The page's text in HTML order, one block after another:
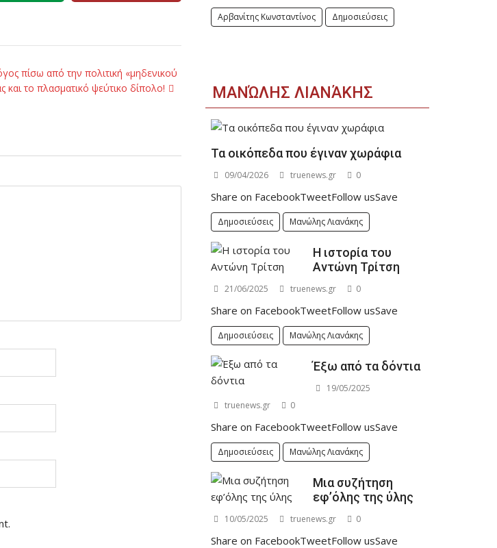
πίσω από την πολιτική «μηδενικού
και το πλασματικό ψεύτικο δίπολο!
Αρβανίτης Κωνσταντίνος Δημοσιεύσεις
ΜΑΝΏΛΗΣ ΛΙΑΝΆΚΗΣ
Τα οικόπεδα που έγιναν χωράφια
09/04/2026 truenews.gr 0
Share on FacebookTweetFollow usSave
Δημοσιεύσεις Μανώλης Λιανάκης
Η ιστορία του
Αντώνη Τρίτση
21/06/2025 truenews.gr 0
Share on FacebookTweetFollow usSave
Δημοσιεύσεις Μανώλης Λιανάκης
Έξω από τα δόντια
19/05/2025
truenews.gr
0
Share on FacebookTweetFollow usSave
Δημοσιεύσεις Μανώλης Λιανάκης
Μια συζήτηση
εφ’όλης της ύλης
10/05/2025 truenews.gr 0
Share on FacebookTweetFollow usSave